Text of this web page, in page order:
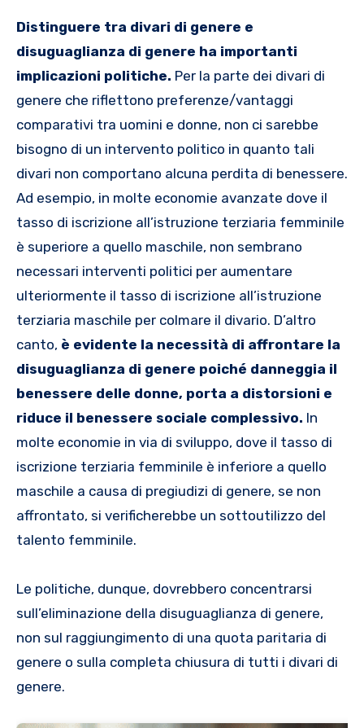
Distinguere tra divari di genere e
disuguaglianza di genere ha importanti
implicazioni politiche. Per la parte dei divari di
genere che riflettono preferenze/vantaggi
comparativi tra uomini e donne, non ci sarebbe
bisogno di un intervento politico in quanto tali
divari non comportano alcuna perdita di benessere.
Ad esempio, in molte economie avanzate dove il
tasso di iscrizione all’istruzione terziaria femminile
è superiore a quello maschile, non sembrano
necessari interventi politici per aumentare
ulteriormente il tasso di iscrizione all’istruzione
terziaria maschile per colmare il divario. D’altro
canto, è evidente la necessità di affrontare la
disuguaglianza di genere poiché danneggia il
benessere delle donne, porta a distorsioni e
riduce il benessere sociale complessivo. In
molte economie in via di sviluppo, dove il tasso di
iscrizione terziaria femminile è inferiore a quello
maschile a causa di pregiudizi di genere, se non
affrontato, si verificherebbe un sottoutilizzo del
talento femminile.
Le politiche, dunque, dovrebbero concentrarsi
sull’eliminazione della disuguaglianza di genere,
non sul raggiungimento di una quota paritaria di
genere o sulla completa chiusura di tutti i divari di
genere.